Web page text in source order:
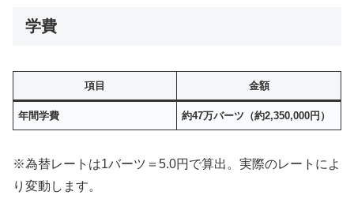
学費
項目 金額
年間学費 約47万バーツ（約2,350,000円）
※為替レートは1バーツ＝5.0円で算出。実際のレートによ
り変動します。